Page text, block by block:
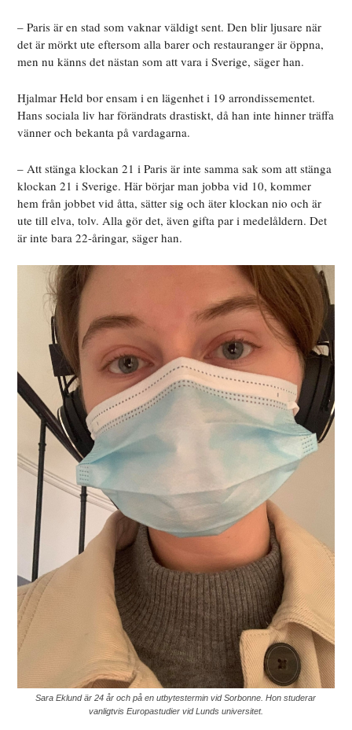
– Paris är en stad som vaknar väldigt sent. Den blir ljusare när
det är mörkt ute eftersom alla barer och restauranger är öppna,
men nu känns det nästan som att vara i Sverige, säger han.
Hjalmar Held bor ensam i en lägenhet i 19 arrondissementet.
Hans sociala liv har förändrats drastiskt, då han inte hinner träffa
vänner och bekanta på vardagarna.
–Att stänga klockan 21 i Paris är inte samma sak som att stänga
klockan 21 i Sverige. Här börjar man jobba vid 10, kommer
hem från jobbet vid åtta, sätter sig och äter klockan nio och är
ute till elva, tolv. Alla gör det, även gifta par i medelåldern. Det
är inte bara 22-åringar, säger han.
Sara Eklund är 24 år och på en utbytestermin vid Sorbonne. Hon studerar
vanligtvis Europastudier vid Lunds universitet.